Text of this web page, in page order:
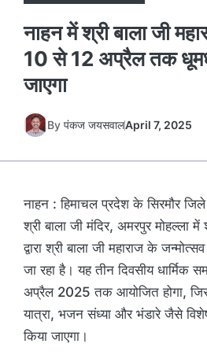
नाहन में श्री बाला जी
10 से 12 अप्रैल तक
जाएगा
By पंकज जयसवालApril 7, 2025
नाहन : हिमाचल प्रदेश के सिरमौर
श्री बाला जी मंदिर, अमरपुर मोहल्ला में
द्वारा श्री बाला जी महाराज के
जा रहा है। यह तीन दिवसीय धार्मिक
अप्रैल 2025 तक आयोजित होगा,
यात्रा, भजन संध्या और भंडारे जैसे
किया जाएगा।